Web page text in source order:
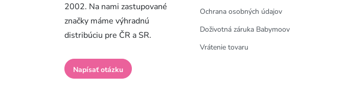
2002. Na nami zastupované
značky máme výhradnú
distribúciu pre ČR a SR.
Napísať otázku
Ochrana osobných údajov
Doživotná záruka Babymoov
Vrátenie tovaru